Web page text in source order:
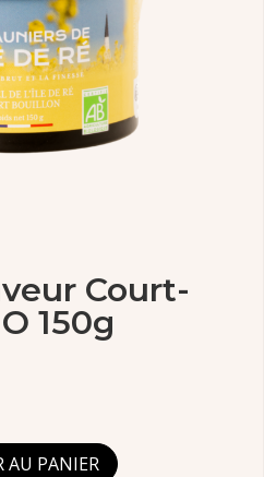
Court-
150g
AU PANIER